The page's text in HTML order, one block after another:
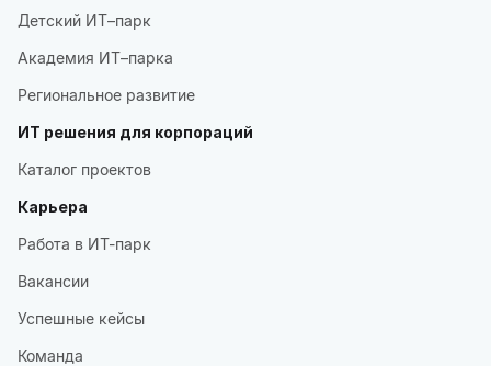
Детский ИТ–парк
Академия ИТ–парка
Региональное развитие
ИТ решения для корпораций
Каталог проектов
Карьера
Работа в ИТ-парк
Вакансии
Успешные кейсы
Команда